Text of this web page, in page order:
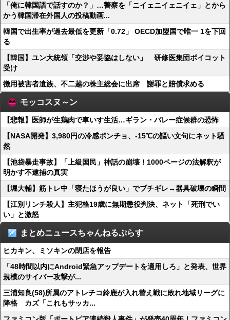
「俺に韓国語で話すのか？」…警察を「ニイェニイェニイェ」とから
かう韓国滞在外国人の投稿動画...
韓国で出生率が過去最低を更新「0.72」 OECD加盟国で唯一 1を下回
る
【韓国】ユン大統領「交渉や妥協はしない」 研修医集団ボイコット
受け
徴用被害者遺族、不二越の株主総会に出席 謝罪と賠償求める
モッコスヌ～ン
【悲報】医師が生鶏肉で車いす生活…ギラン・バレー症候群の恐怖
【NASA開発】3,980円の冷感ポンチョ、-15℃の謳い文句にネット騒
然
【池袋暴走事故】「上級国民」神話の崩壊！1000ページの法解釈が
明かす不逮捕の真実
【堀大輔】筋トレ中「寝たほうが良い」でブチギレ→器具破壊の瞬間
【江別リンチ殺人】主犯格19歳に無期懲役判決、ネット「死刑でい
い」と激怒
まとめニュースちゃんねるぷらす
ヒカキン、ミソキンの閉店を報告
「48時間以内にAndroid緊急アップデートを適用しろ」と発表、世界
規模のサイバー攻撃が...
三浦知良(58)所属のアトレチコ鈴鹿が入れ替え戦に敗れ地域リーグに
降格 カズ「これもサッカ...